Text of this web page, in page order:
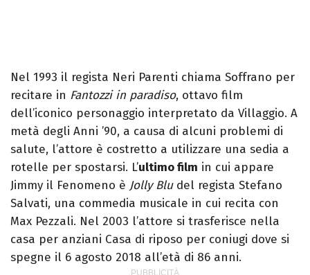
Nel 1993 il regista Neri Parenti chiama Soffrano per
recitare in Fantozzi in paradiso, ottavo film
dell’iconico personaggio interpretato da Villaggio. A
metà degli Anni ’90, a causa di alcuni problemi di
salute, l’attore è costretto a utilizzare una sedia a
rotelle per spostarsi. L’ultimo film in cui appare
Jimmy il Fenomeno è Jolly Bludel regista Stefano
Salvati, una commedia musicale in cui recita con
Max Pezzali. Nel 2003 l’attore si trasferisce nella
casa per anziani Casa di riposo per coniugi dove si
spegne il 6 agosto 2018 all’età di 86 anni.